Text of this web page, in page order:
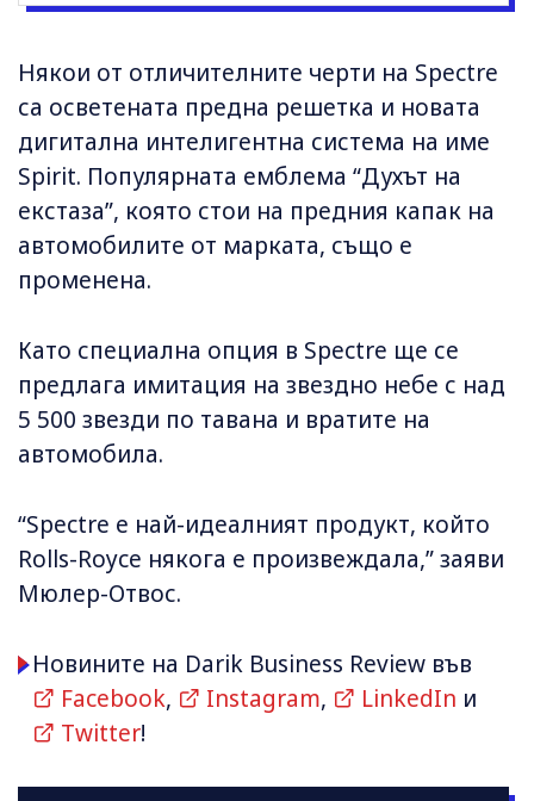
Някои от отличителните черти на Spectre
са осветената предна решетка и новата
дигитална интелигентна система на име
Spirit. Популярната емблема “Духът на
екстаза”, която стои на предния капак на
автомобилите от марката, също е
променена.
Като специална опция в Spectre ще се
предлага имитация на звездно небе с над
5 500 звезди по тавана и вратите на
автомобила.
“Spectre е най-идеалният продукт, който
Rolls-Royce някога е произвеждала,” заяви
Мюлер-Отвос.
Новините на Darik Business Review във
Facebook, Instagram, LinkedIn и
Twitter!